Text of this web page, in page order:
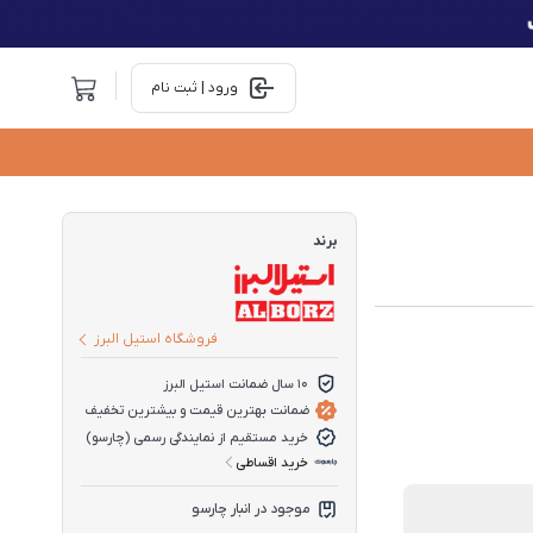
ورود | ثبت نام
برند
فروشگاه استیل البرز
10 سال ضمانت استیل البرز
ضمانت بهترین قیمت و بیشترین تخفیف
خرید مستقیم از نمایندگی رسمی (چارسو)
خرید اقساطی
موجود در انبار چارسو